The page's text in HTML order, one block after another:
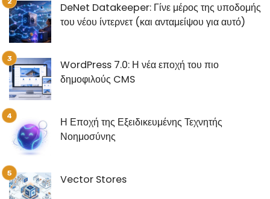
DeNet Datakeeper: Γίνε μέρος της υποδομής
του νέου ίντερνετ (και ανταμείψου για αυτό)
WordPress 7.0: Η νέα εποχή του πιο
δημοφιλούς CMS
Η Εποχή της Εξειδικευμένης Τεχνητής
Νοημοσύνης
Vector Stores